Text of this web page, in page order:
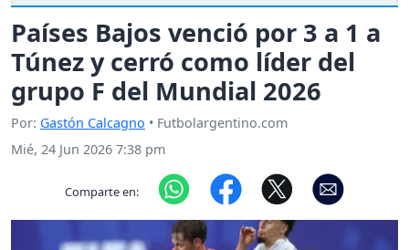
Países Bajos venció por 3 a 1 a
Túnez y cerró como líder del
grupo F del Mundial 2026
Por: Gastón Calcagno • Futbolargentino.com
Mié, 24 Jun 2026 7:38 pm
Comparte en: